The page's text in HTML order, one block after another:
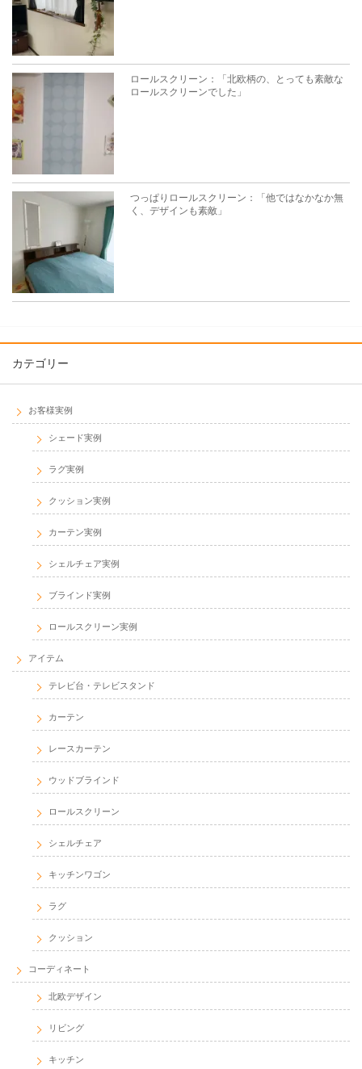
ロールスクリーン：「北欧柄の、とっても素敵な
ロールスクリーンでした」
つっぱりロールスクリーン：「他ではなかなか無
く、デザインも素敵」
カテゴリー
お客様実例
シェード実例
ラグ実例
クッション実例
カーテン実例
シェルチェア実例
ブラインド実例
ロールスクリーン実例
アイテム
テレビ台・テレビスタンド
カーテン
レースカーテン
ウッドブラインド
ロールスクリーン
シェルチェア
キッチンワゴン
ラグ
クッション
コーディネート
北欧デザイン
リビング
キッチン